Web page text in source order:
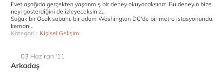
Evet aşağıda gerçekten yaşanmış bir deney okuyacaksınız. Bu deneyin bize
neyi gösterdiğini de izleyeceksiniz…
Soğuk bir Ocak sabahı, bir adam Washington DC'de bir metro istasyonunda,
kemanl..
Kategori : Kişisel Gelişim
03 Haziran '11
Arkadaş